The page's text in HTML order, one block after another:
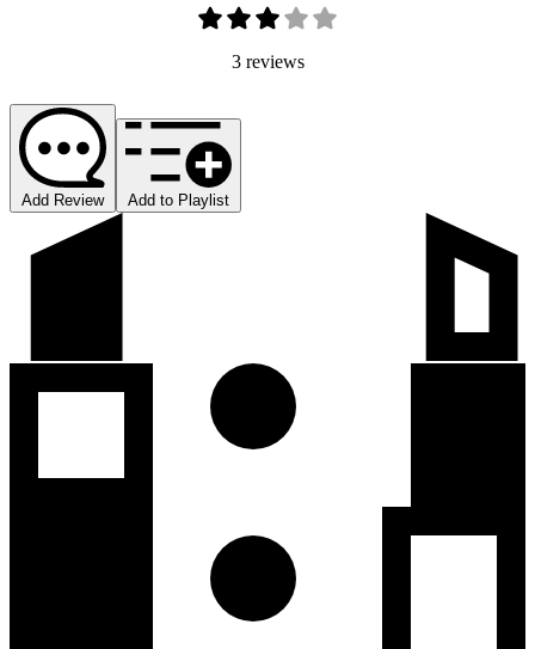
3 reviews
Add Review Add to Playlist